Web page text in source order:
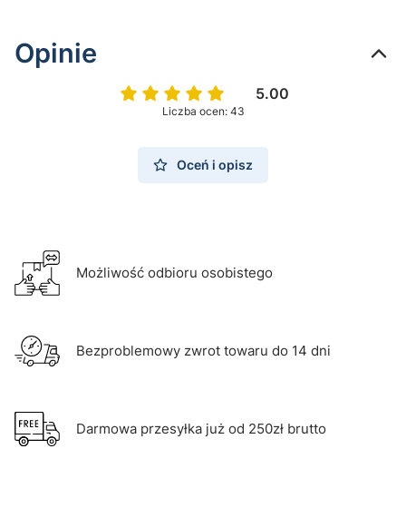
Opinie
5.00
Liczba ocen: 43
Oceń i opisz
Możliwość odbioru osobistego
Bezproblemowy zwrot towaru do 14 dni
Darmowa przesyłka już od 250zł brutto